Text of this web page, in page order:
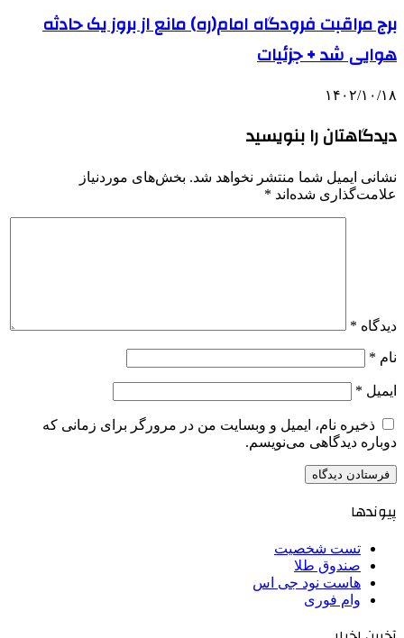
برج مراقبت فرودگاه امام(ره) مانع از بروز یک حادثه
هوایی شد + جزئیات
۱۴۰۲/۱۰/۱۸
دیدگاهتان را بنویسید
نشانی ایمیل شما منتشر نخواهد شد. بخش‌های موردنیاز
علامت‌گذاری شده‌اند *
دیدگاه *
نام *
ایمیل *
ذخیره نام، ایمیل و وبسایت من در مرورگر برای زمانی که
دوباره دیدگاهی می‌نویسم.
پیوندها
تست شخصیت
صندوق طلا
هاست نود جی اس
وام فوری